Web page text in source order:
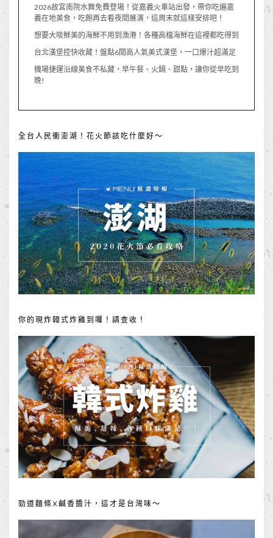
2026故宮南院水舞免費登場！從嘉義火車站出發，帶你吃遍嘉
義在地美食，吃飽再去看夜間展演，這周末就這樣安排吧！
想要大啖鮮美的海鮮不用到漁港！各種高檔海鮮在這裡都吃得到
台北漢堡控快收藏！盤點6間高人氣美式漢堡，一口爆汁超滿足
機場捷運沿線美食不私藏，早午餐、火鍋、甜點，讓你從早吃到
晚!
全台人民衝澎湖！花火節該吃什麼好～
你的現炸韓式炸雞到囉！請查收！
勁道麵條X鹹香醬汁，這才是台灣味～